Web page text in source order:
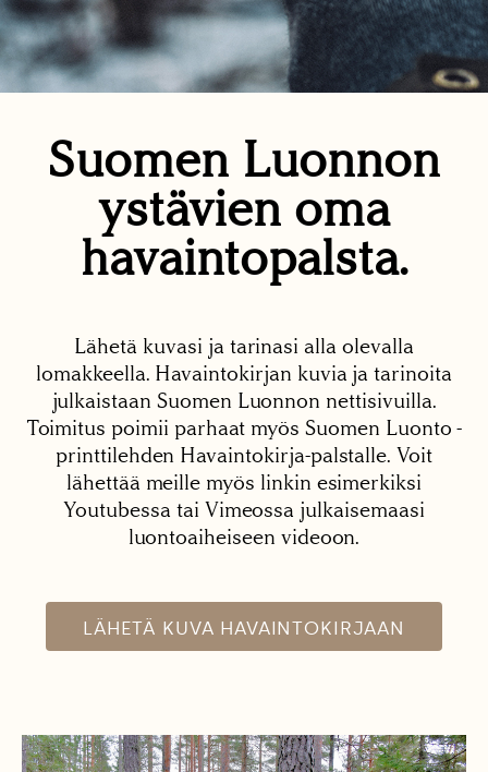
Suomen Luonnon
ystävien oma
havaintopalsta.
Lähetä kuvasi ja tarinasi alla olevalla
lomakkeella. Havaintokirjan kuvia ja tarinoita
julkaistaan Suomen Luonnon nettisivuilla.
Toimitus poimii parhaat myös Suomen Luonto -
printtilehden Havaintokirja-palstalle. Voit
lähettää meille myös linkin esimerkiksi
Youtubessa tai Vimeossa julkaisemaasi
luontoaiheiseen videoon.
LÄHETÄ KUVA HAVAINTOKIRJAAN